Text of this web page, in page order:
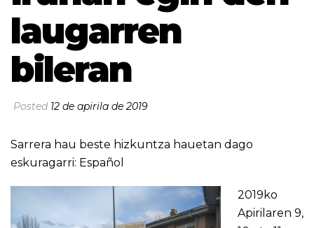
laugarren
bileran
Posted 12 de apirila de 2019
Sarrera hau beste hizkuntza hauetan dago
eskuragarri: Español
2019ko
Apirilaren 9,